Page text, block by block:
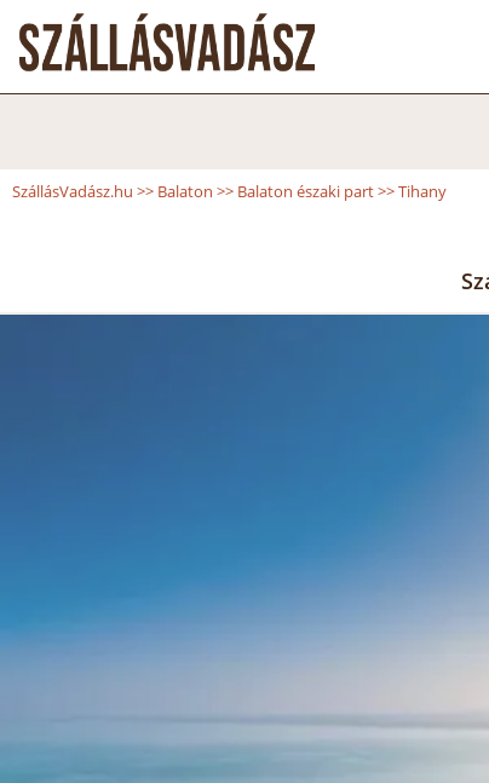
SzállásVadász.hu >> Balaton >> Balaton északi part>>Tihany